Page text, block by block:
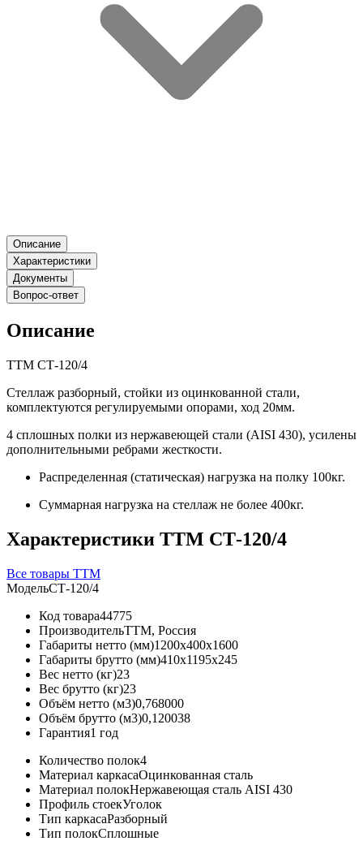
Описание
Характеристики
Документы
Вопрос-ответ
Описание
ТТМ СТ-120/4
Стеллаж разборный, стойки из оцинкованной стали,
комплектуются регулируемыми опорами, ход 20мм.
4 сплошных полки из нержавеющей стали (AISI 430), усилены
дополнительными ребрами жесткости.
Распределенная (статическая) нагрузка на полку 100кг.
Суммарная нагрузка на стеллаж не более 400кг.
Характеристики ТТМ СТ-120/4
Все товары ТТМ
МодельСТ-120/4
Код товара44775
ПроизводительТТМ, Россия
Габариты нетто (мм)1200x400x1600
Габариты брутто (мм)410x1195x245
Вес нетто (кг)23
Вес брутто (кг)23
Объём нетто (м3)0,768000
Объём брутто (м3)0,120038
Гарантия1 год
Количество полок4
Материал каркасаОцинкованная сталь
Материал полокНержавеющая сталь AISI 430
Профиль стоекУголок
Тип каркасаРазборный
Тип полокСплошные